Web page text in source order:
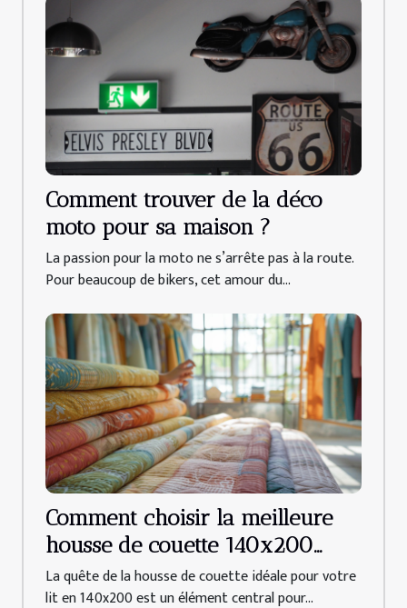
Comment trouver de la déco
moto pour sa maison ?
La passion pour la moto ne s’arrête pas à la route.
Pour beaucoup de bikers, cet amour du...
Comment choisir la meilleure
housse de couette 140x200
pour votre chambre
La quête de la housse de couette idéale pour votre
lit en 140x200 est un élément central pour...